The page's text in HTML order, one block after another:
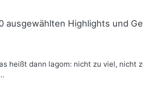
ausgewählten Highlights und
heißt dann lagom: nicht zu viel, nicht